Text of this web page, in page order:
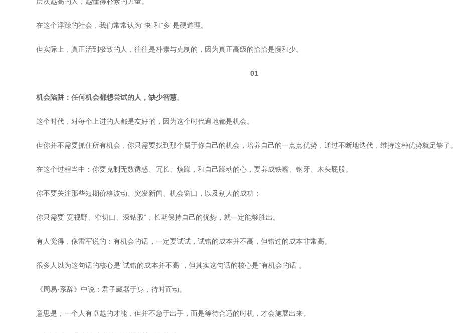
在这个浮躁的社会，我们常常认为“快”和“多”是硬道理。
但实际上，真正活到极致的人，往往是朴素与克制的，因为真正高级的恰恰是慢和少。
01
机会陷阱：任何机会都想尝试的人，缺少智慧。
这个时代，对每个上进的人都是友好的，因为这个时代遍地都是机会。
但你并不需要抓住所有机会，你只需要找到那个属于你自己的机会，培养自己的一点点优势，通过不断地迭代，维持这种优势就足够了。
在这个过程当中：你要克制无数诱惑、冗长、烦躁，和自己躁动的心，要养成铁嘴、钢牙、木头屁股。
你不要关注那些短期价格波动、突发新闻、机会窗口，以及别人的成功；
你只需要“宽视野、窄切口、深钻股”，长期保持自己的优势，就一定能够胜出。
有人觉得，像雷军说的：有机会的话，一定要试试，试错的成本并不高，但错过的成本非常高。
很多人以为这句话的核心是“试错的成本并不高”，但其实这句话的核心是“有机会的话”。
《周易·系辞》中说：君子藏器于身，待时而动。
意思是，一个人有卓越的才能，但并不急于出手，而是等待合适的时机，才会施展出来。